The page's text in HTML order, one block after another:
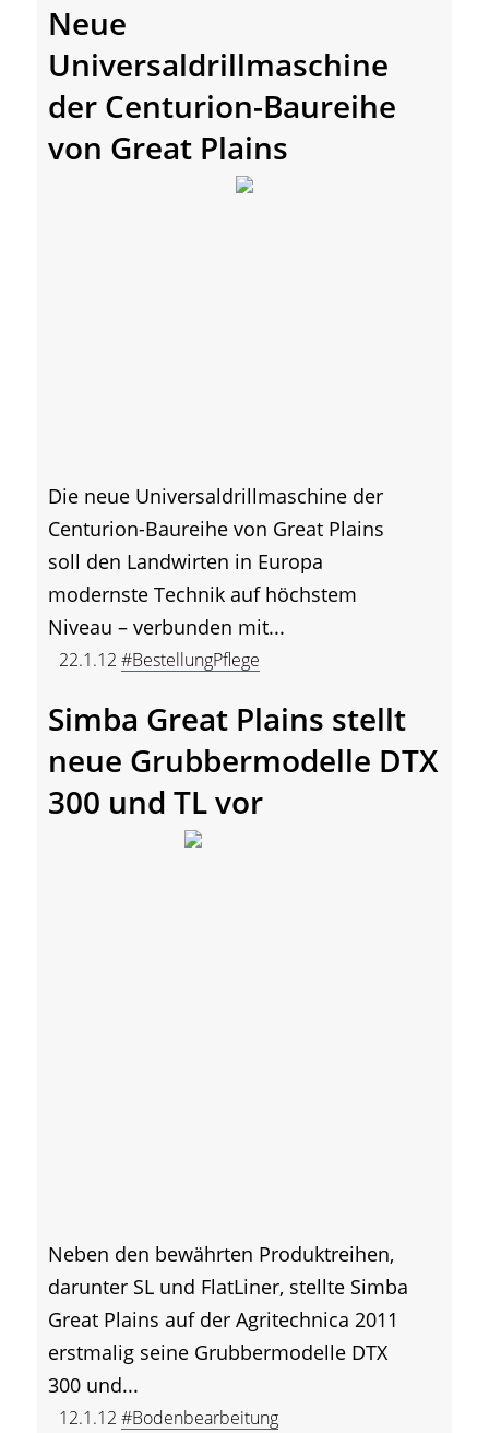
Neue
Universaldrillmaschine
der Centurion-Baureihe
von Great Plains
Die neue Universaldrillmaschine der
Centurion-Baureihe von Great Plains
soll den Landwirten in Europa
modernste Technik auf höchstem
Niveau – verbunden mit...
22.1.12 #BestellungPflege
Simba Great Plains stellt
neue Grubbermodelle DTX
300 und TL vor
Neben den bewährten Produktreihen,
darunter SL und FlatLiner, stellte Simba
Great Plains auf der Agritechnica 2011
erstmalig seine Grubbermodelle DTX
300 und...
12.1.12 #Bodenbearbeitung